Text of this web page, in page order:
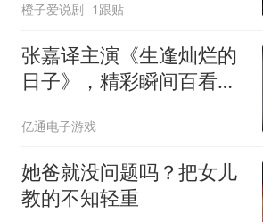
橙子爱说剧 1跟贴
张嘉译主演《生逢灿烂的
日子》，精彩瞬间百看不
亿通电子游戏
她爸就没问题吗？把女儿
教的不知轻重